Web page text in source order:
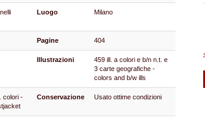
Luogo Milano
Pagine 404
Illustrazioni
459 ill. a colori e b/n n.t. e
3 carte geografiche -
colors and b/w ills
colori -
Conservazione Usato ottime condizioni